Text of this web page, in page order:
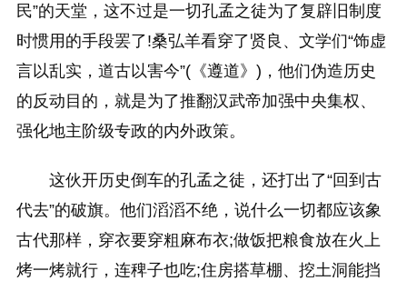
民”的天堂，这不过是一切孔孟之徒为了复辟旧制度
时惯用的手段罢了!桑弘羊看穿了贤良、文学们“饰虚
言以乱实，道古以害今”(《遵道》)，他们伪造历史
的反动目的，就是为了推翻汉武帝加强中央集权、
强化地主阶级专政的内外政策。
这伙开历史倒车的孔孟之徒，还打出了“回到古
代去”的破旗。他们滔滔不绝，说什么一切都应该象
古代那样，穿衣要穿粗麻布衣;做饭把粮食放在火上
烤一烤就行，连稗子也吃;住房搭草棚、挖土洞能挡